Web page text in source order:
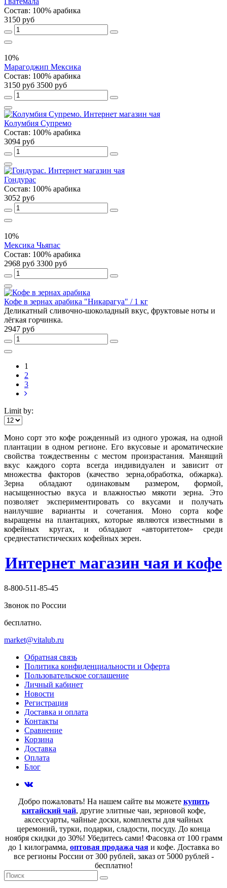
Состав: 100% арабика
3150 руб
10%
Марагоджип Мексика
Состав: 100% арабика
3150 руб 3500 руб
Колумбия Супремо
Состав: 100% арабика
3094 руб
Гондурас
Состав: 100% арабика
3052 руб
10%
Мексика Чьяпас
Состав: 100% арабика
2968 руб 3300 руб
Кофе в зернах арабика "Никарагуа" / 1 кг
Деликатный сливочно-шоколадный вкус, фруктовые ноты и
лёгкая горчинка.
2947 руб
1
2
3
Limit by:
Моно сорт это кофе рожденный из одного урожая, на одной
плантации в одном регионе. Его вкусовые и ароматические
свойства тождественны с местом произрастания. Манящий
вкус каждого сорта всегда индивидуален и зависит от
множества факторов (качество зерна,обработка, обжарка).
Зерна обладают одинаковым размером, формой,
насыщенностью вкуса и влажностью мякоти зерна. Это
позволяет экспериментировать со вкусами и получать
наилучшие варианты и сочетания. Моно сорта кофе
выращены на плантациях, которые являются известными в
кофейных кругах, и обладают «авторитетом» среди
среднестатистических кофейных зерен.
Интернет магазин чая и кофе
8-800-511-85-45
Звонок по России
бесплатно.
market@vitalub.ru
Обратная связь
Политика конфиденциальности и Оферта
Пользовательское соглашение
Личный кабинет
Новости
Регистрация
Доставка и оплата
Контакты
Сравнение
Корзина
Доставка
Оплата
Блог
Добро пожаловать! На нашем сайте вы можете купить
китайский чай, другие элитные чаи, зерновой кофе,
аксессуарты, чайные доски, комплекты для чайных
церемоний, турки, подарки, сладости, посуду. До конца
ноября скидки до 30%! Убедитесь сами! Фасовка от 100 грамм
до 1 килограмма, оптовая продажа чаяи кофе. Доставка во
все регионы России от 300 рублей, заказ от 5000 рублей -
бесплатно!